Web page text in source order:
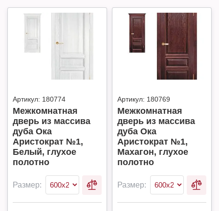
Артикул: 180774
Межкомнатная
дверь из массива
дуба Ока
Аристократ №1,
Белый, глухое
полотно
Размер:
Артикул: 180769
Межкомнатная
дверь из массива
дуба Ока
Аристократ №1,
Махагон, глухое
полотно
Размер: